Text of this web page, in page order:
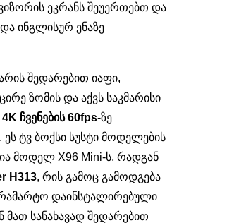
ეკრანს შეუერთებთ და
ინგლისურ ენაზე
შედარებით იაფი,
ზომის და აქვს საკმარისი
4K ჩვენების 60fps-ზე
ტვ ბოქსი სუსტი მოდელების
მოდელ X96 Mini-ს, რადგან
H313, რის გამოც გამოდგება
დაინსტალირებული
მათ სანახავად შედარებით